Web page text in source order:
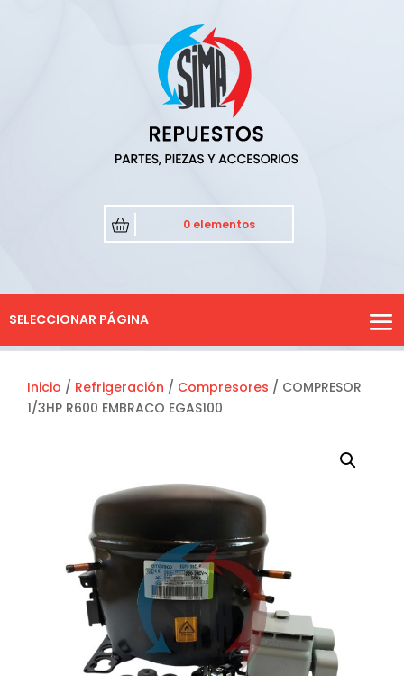
0 elementos
SELECCIONAR PÁGINA
Inicio / Refrigeración / Compresores / COMPRESOR
1/3HP R600 EMBRACO EGAS100